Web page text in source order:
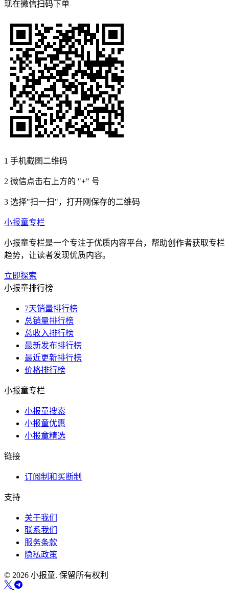
现在微信扫码下单
1 手机截图二维码
2 微信点击右上方的 "+" 号
3 选择"扫一扫"，打开刚保存的二维码
小报童专栏
小报童专栏是一个专注于优质内容平台，帮助创作者获取专栏
趋势，让读者发现优质内容。
立即探索
小报童排行榜
7天销量排行榜
总销量排行榜
总收入排行榜
最新发布排行榜
最近更新排行榜
价格排行榜
小报童专栏
小报童搜索
小报童优惠
小报童精选
链接
订阅制和买断制
支持
关于我们
联系我们
服务条款
隐私政策
© 2026 小报童. 保留所有权利